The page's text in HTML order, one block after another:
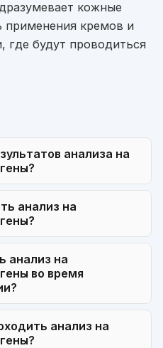
кожные
применения кремов и
где будут проводиться
анализа на
анализ на
анализ на
во время
анализ на